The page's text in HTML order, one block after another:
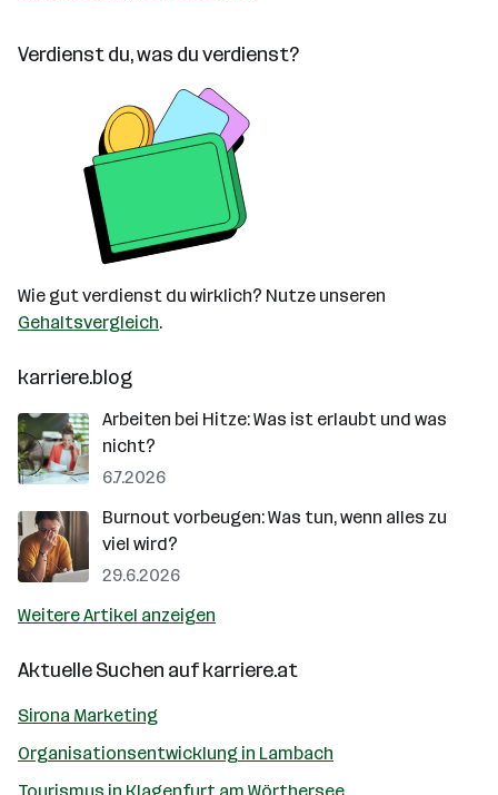
Verdienst du, was du verdienst?
Wie gut verdienst du wirklich? Nutze unseren
Gehaltsvergleich.
karriere.blog
Arbeiten bei Hitze: Was ist erlaubt und was
nicht?
6.7.2026
Burnout vorbeugen: Was tun, wenn alles zu
viel wird?
29.6.2026
Weitere Artikel anzeigen
Aktuelle Suchen aufkarriere.at
Sirona Marketing
Organisationsentwicklung in Lambach